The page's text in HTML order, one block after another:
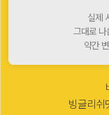
실제
그대로 나
약간
빙글리쉬